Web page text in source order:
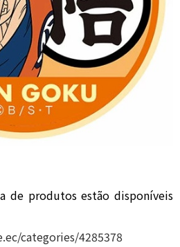
de produtos estão disponíveis
categories/4285378